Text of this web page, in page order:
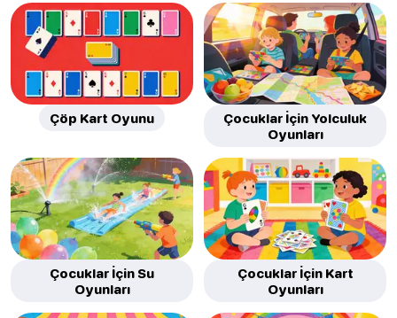
Çöp Kart Oyunu
Çocuklar İçin Yolculuk
Oyunları
Çocuklar İçin Su
Oyunları
Çocuklar İçin Kart
Oyunları